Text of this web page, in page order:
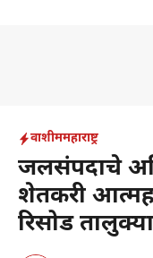
वाशीममहाराष्ट्र
जलसंपदाचे
शेतकरी
रिसोड